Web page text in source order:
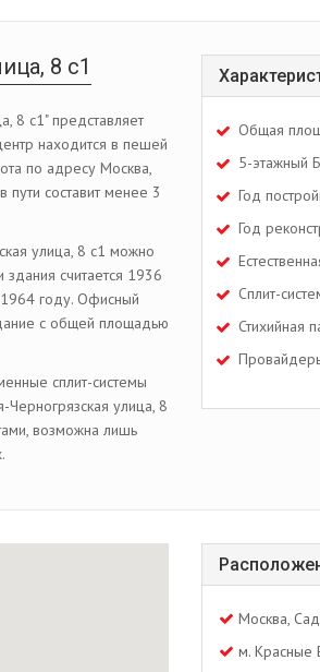
8 с1
8 с1" представляет
находится в пешей
по адресу Москва,
пути составит менее 3
улица, 8 с1 можно
здания считается 1936
1964 году. Офисный
с общей площадью
сплит-системы
улица, 8
возможна лишь
Общая
5-этажный
Год
Год
Сплит-
Стихийная
Москва,
м. Красные